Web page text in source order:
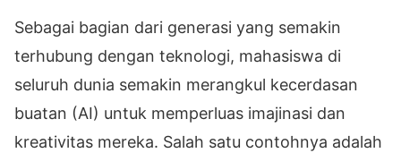
Sebagai bagian dari generasi yang semakin
terhubung dengan teknologi, mahasiswa di
seluruh dunia semakin merangkul kecerdasan
buatan (AI) untuk memperluas imajinasi dan
kreativitas mereka. Salah satu contohnya adalah